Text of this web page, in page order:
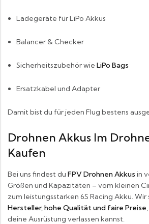
Ladegeräte für LiPo Akkus
Balancer & Checker
Sicherheitszubehör wie LiPo Bags
Ersatzkabel und Adapter
Damit bist du für jeden Flug bestens
Drohnen Akkus Im
Kaufen
Bei uns findest du FPV Drohnen Akkus in
Größen und Kapazitäten – vom kleinen
zum leistungsstarken 6S Racing Akku.
Hersteller, hohe Qualität und faire Preise
deine Ausrüstung verlassen kannst.